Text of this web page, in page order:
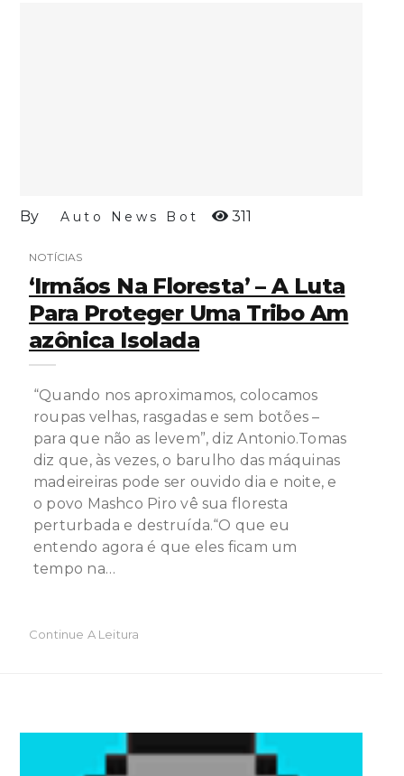
By Auto News Bot 311
NOTÍCIAS
‘Irmãos Na Floresta’ – A Luta
Para Proteger Uma Tribo Am
Azônica Isolada
“Quando nos aproximamos, colocamos
roupas velhas, rasgadas e sem botões –
para que não as levem”, diz Antonio.Tomas
diz que, às vezes, o barulho das máquinas
madeireiras pode ser ouvido dia e noite, e
o povo Mashco Piro vê sua floresta
perturbada e destruída.“O que eu
entendo agora é que eles ficam um
tempo na…
Continue A Leitura